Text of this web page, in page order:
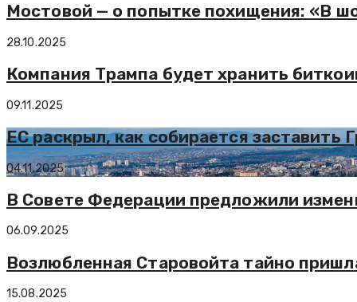
Мостовой — о попытке похищения: «В
28.10.2025
Компания Трампа будет хранить
09.11.2025
ЕС раскрыл, как собирается заставить
04.11.2025
В Совете Федерации предложили
06.09.2025
Возлюбленная Старовойта тайно
15.08.2025